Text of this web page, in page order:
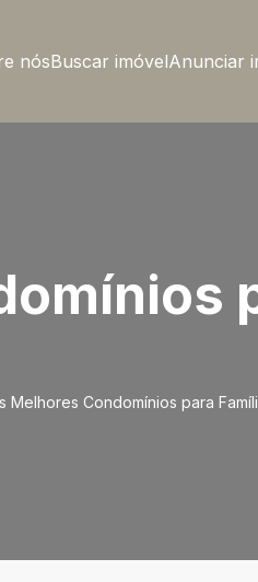
nósBuscar imóvelAnunciar
Melhores Condomínios para